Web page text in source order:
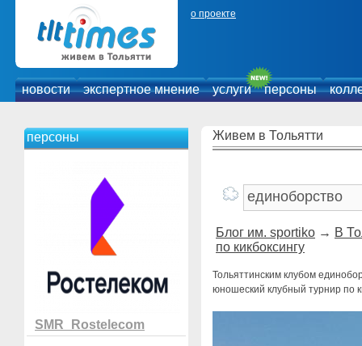
о проекте
новости экспертное мнение услуги персоны
персоны
SMR_Rostelecom
Живем в Тольятти
Блог им. sportiko → В
по кикбоксингу
Тольяттинским клубом
юношеский клубный турнир по